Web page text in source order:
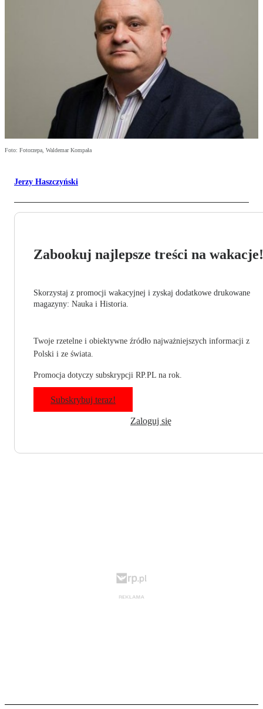
Foto: Fotorzepa, Waldemar Kompała
Jerzy Haszczyński
Zabookuj najlepsze treści na wakacje!
Skorzystaj z promocji wakacyjnej i zyskaj dodatkowe drukowane
magazyny: Nauka i Historia.
Twoje rzetelne i obiektywne źródło najważniejszych informacji z
Polski i ze świata.
Promocja dotyczy subskrypcji RP.PL na rok.
Subskrybuj teraz!
Zaloguj się